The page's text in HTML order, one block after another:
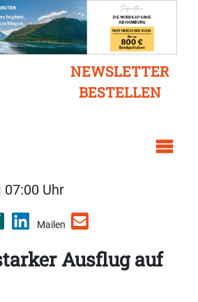
NEWSLETTER
BESTELLEN
07:00 Uhr
Mailen
Ausflug auf